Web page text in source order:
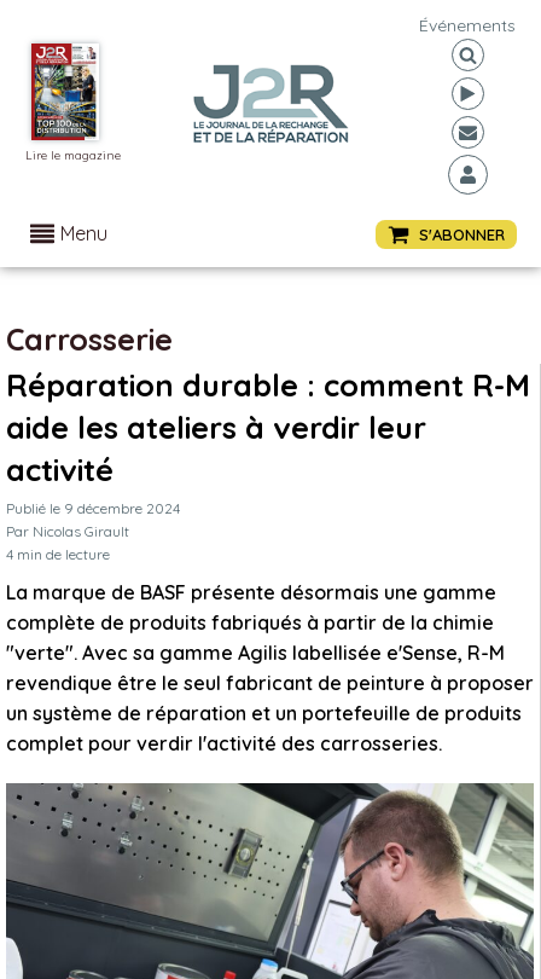
Lire le magazine
Événements
Menu S'ABONNER
Carrosserie
Réparation durable : comment R-M
aide les ateliers à verdir leur
activité
Publié le 9 décembre 2024
Par Nicolas Girault
4 min de lecture
La marque de BASF présente désormais une gamme
complète de produits fabriqués à partir de la chimie
"verte". Avec sa gamme Agilis labellisée e'Sense, R-M
revendique être le seul fabricant de peinture à proposer
un système de réparation et un portefeuille de produits
complet pour verdir l'activité des carrosseries.